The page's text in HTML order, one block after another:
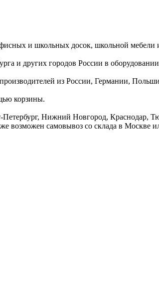
и школьных досок, школьной мебели
и других городов России в
из России, Германии,
корзины.
Нижний Новгород, Краснодар,
самовывоз со склада в Москве